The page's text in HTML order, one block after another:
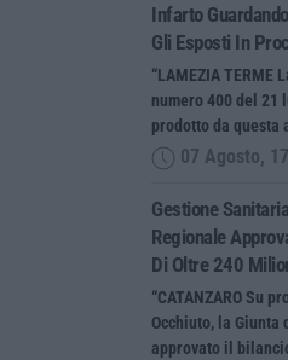
Infarto
Gli Esposti In
“LAMEZIA TERME
numero 400 del 21
prodotto da questa
07 Agosto,
Gestione
Regionale
Di Oltre 240
“CATANZARO Su
Occhiuto, la Giunta
approvato il